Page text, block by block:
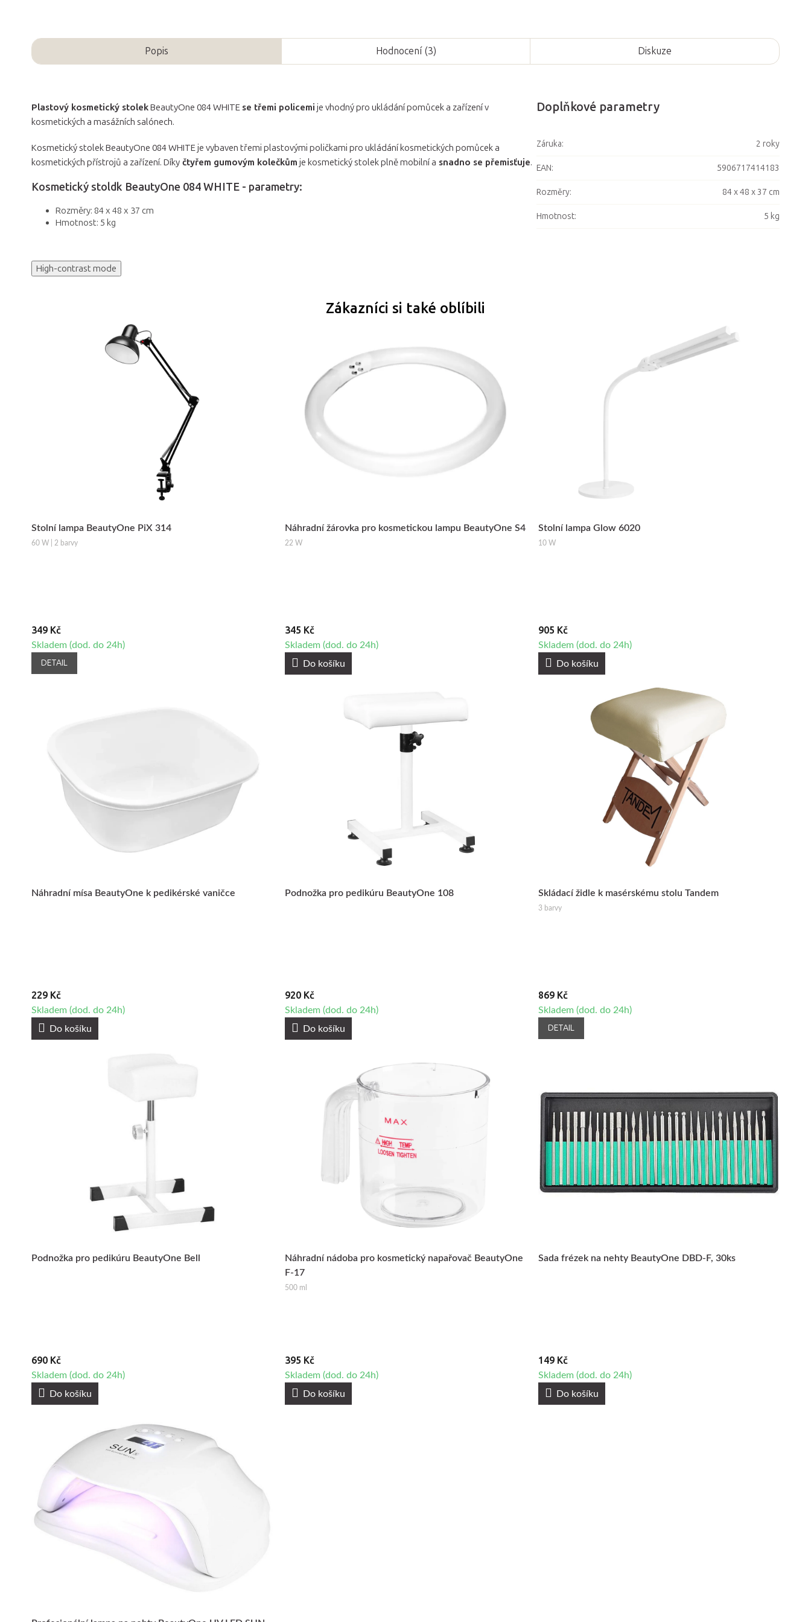
Popis Hodnocení (3) Diskuze
Plastový kosmetický stolekBeautyOne 084 WHITE se třemi policemi je vhodný pro ukládání pomůcek a zařízení v
kosmetických a masážních salónech.
Kosmetický stolek BeautyOne 084 WHITE je vybaven třemi plastovými poličkami pro ukládání kosmetických pomůcek a
kosmetických přístrojů a zařízení. Díky čtyřem gumovým kolečkům je kosmetický stolek plně mobilní a snadno se přemisťuje.
Kosmetický stoldk BeautyOne 084 WHITE - parametry:
Rozměry: 84 x 48 x 37 cm
Hmotnost: 5 kg
Doplňkové parametry
Záruka: 2 roky
EAN: 5906717414183
Rozměry: 84 x 48 x 37 cm
Hmotnost: 5 kg
High-contrast mode
Zákazníci si také oblíbili
Stolní lampa BeautyOne PiX 314
60 W | 2 barvy
349 Kč
Skladem (dod. do 24h)
DETAIL
Náhradní žárovka pro kosmetickou lampu BeautyOne S4
22 W
345 Kč
Skladem (dod. do 24h)
Do košíku
Stolní lampa Glow 6020
10 W
905 Kč
Skladem (dod. do 24h)
Do košíku
Náhradní mísa BeautyOne k pedikérské vaničce
229 Kč
Skladem (dod. do 24h)
Do košíku
Podnožka pro pedikúru BeautyOne 108
920 Kč
Skladem (dod. do 24h)
Do košíku
Skládací židle k masérskému stolu Tandem
3 barvy
869 Kč
Skladem (dod. do 24h)
DETAIL
Podnožka pro pedikúru BeautyOne Bell
690 Kč
Skladem (dod. do 24h)
Do košíku
Náhradní nádoba pro kosmetický napařovač BeautyOne
F-17
500 ml
395 Kč
Skladem (dod. do 24h)
Do košíku
Sada frézek na nehty BeautyOne DBD-F, 30ks
149 Kč
Skladem (dod. do 24h)
Do košíku